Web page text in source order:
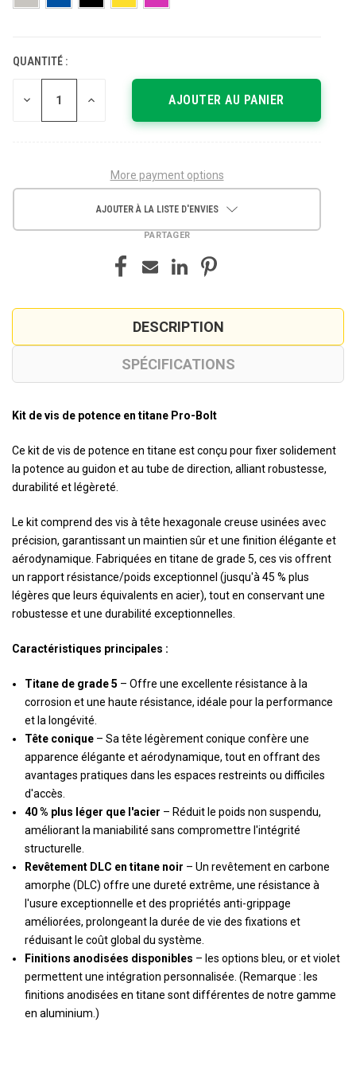
STOCK
ACTUEL :
QUANTITÉ :
DIMINUER
QUANTITÉ
AUGMENTER
QUANTITÉ
More payment options
AJOUTER À LA LISTE D'ENVIES
PARTAGER
DESCRIPTION
SPÉCIFICATIONS
Kit de vis de potence en titane Pro-Bolt
Ce kit de vis de potence en titane est conçu pour fixer solidement
la potence au guidon et au tube de direction, alliant robustesse,
durabilité et légèreté.
Le kit comprend des vis à tête hexagonale creuse usinées avec
précision, garantissant un maintien sûr et une finition élégante et
aérodynamique. Fabriquées en titane de grade 5, ces vis offrent
un rapport résistance/poids exceptionnel (jusqu'à 45 % plus
légères que leurs équivalents en acier), tout en conservant une
robustesse et une durabilité exceptionnelles.
Caractéristiques principales :
Titane de grade 5 – Offre une excellente résistance à la
corrosion et une haute résistance, idéale pour la performance
et la longévité.
Tête conique – Sa tête légèrement conique confère une
apparence élégante et aérodynamique, tout en offrant des
avantages pratiques dans les espaces restreints ou difficiles
d'accès.
40 % plus léger que l'acier – Réduit le poids non suspendu,
améliorant la maniabilité sans compromettre l'intégrité
structurelle.
Revêtement DLC en titane noir – Un revêtement en carbone
amorphe (DLC) offre une dureté extrême, une résistance à
l'usure exceptionnelle et des propriétés anti-grippage
améliorées, prolongeant la durée de vie des fixations et
réduisant le coût global du système.
Finitions anodisées disponibles – les options bleu, or et violet
permettent une intégration personnalisée. (Remarque : les
finitions anodisées en titane sont différentes de notre gamme
en aluminium.)